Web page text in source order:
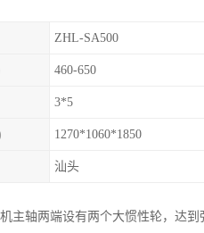
ZHL-SA500
460-650
3*5
1270*1060*1850
汕头
主轴两端设有两个大惯性轮，达